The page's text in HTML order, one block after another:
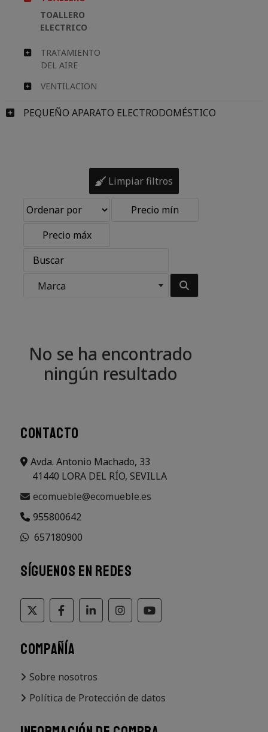
TOALLERO
ELECTRICO
TRATAMIENTO
DEL AIRE
VENTILACION
PEQUEÑO APARATO ELECTRODOMÉSTICO
Limpiar filtros
Marca
No se ha encontrado
ningún resultado
CONTACTO
Avda. Antonio Machado, 33
41440 LORA DEL RÍO, SEVILLA
ecomueble@ecomueble.es
955800642
657180900
SÍGUENOS EN REDES
COMPAÑÍA
Sobre nosotros
Política de Protección de datos